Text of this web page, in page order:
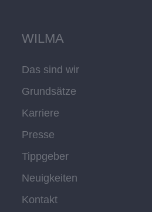
WILMA
Das sind wir
Grundsätze
Karriere
Presse
Tippgeber
Neuigkeiten
Kontakt